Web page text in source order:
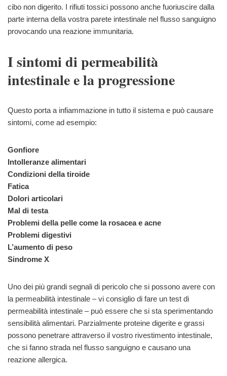
cibo non digerito. I rifiuti tossici possono anche fuoriuscire dalla
parte interna della vostra parete intestinale nel flusso sanguigno
provocando una reazione immunitaria.
I sintomi di permeabilità
intestinale e la progressione
Questo porta a infiammazione in tutto il sistema e può causare
sintomi, come ad esempio:
Gonfiore
Intolleranze alimentari
Condizioni della tiroide
Fatica
Dolori articolari
Mal di testa
Problemi della pelle come la rosacea e acne
Problemi digestivi
L’aumento di peso
Sindrome X
Uno dei più grandi segnali di pericolo che si possono avere con
la permeabilità intestinale – vi consiglio di fare un test di
permeabilità intestinale – può essere che si sta sperimentando
sensibilità alimentari. Parzialmente proteine digerite e grassi
possono penetrare attraverso il vostro rivestimento intestinale,
che si fanno strada nel flusso sanguigno e causano una
reazione allergica.